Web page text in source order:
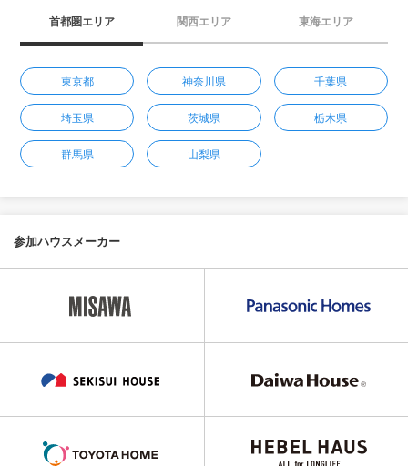
首都圏エリア 関西エリア 東海エリア
東京都 神奈川県 千葉県
埼玉県 茨城県 栃木県
群馬県 山梨県
参加ハウスメーカー